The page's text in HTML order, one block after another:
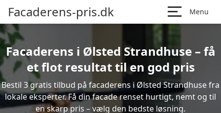
Facaderens-pris.dk Menu
Facaderens i Ølsted Strandhuse – få
et flot resultat til en god pris
Bestil 3 gratis tilbud på facaderens i Ølsted Strandhuse fra
lokale eksperter. Få din facade renset hurtigt, nemt og til
en skarp pris – vælg den bedste løsning.